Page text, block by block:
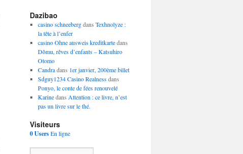
Dazibao
casino schneebergdans Texhnolyze :
la tête à l’enfer
casino Ohne ausweis kreditkartedans
Dômu, rêves d’enfants – Katsuhiro
Otomo
Candradans 1er janvier, 200ème billet
Sdguy1234 Casino Realnessdans
Ponyo, le conte de fées renouvelé
Karinedans Attention : ce livre, n’est
pas un livre sur le thé.
Visiteurs
0 UsersEn ligne